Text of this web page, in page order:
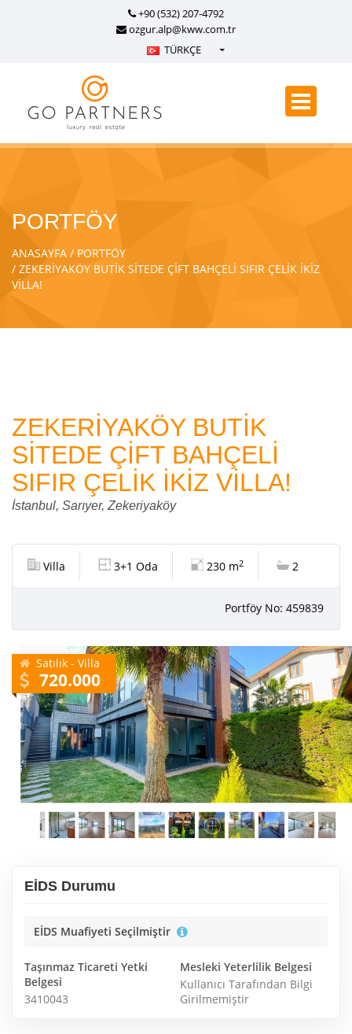
+90 (532) 207-4792
ozgur.alp@kww.com.tr
TÜRKÇE
PORTFÖY
ANASAYFA
PORTFÖY
ZEKERİYAKÖY BUTİK SİTEDE ÇİFT BAHÇELİ SIFIR ÇELİK İKİZ
VİLLA!
ZEKERİYAKÖY BUTİK
SİTEDE ÇİFT BAHÇELİ
SIFIR ÇELİK İKİZ VİLLA!
İstanbul, Sarıyer, Zekeriyaköy
Villa 3+1 Oda 230 m2 2
Portföy No: 459839
Satılık - Villa
720.000
EİDS Durumu
EİDS Muafiyeti Seçilmiştir
Taşınmaz Ticareti Yetki
Belgesi
3410043
Mesleki Yeterlilik Belgesi
Kullanıcı Tarafından Bilgi
Girilmemiştir